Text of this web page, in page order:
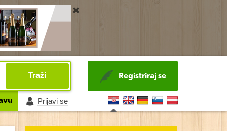
Traži Registriraj se
Prijavi se